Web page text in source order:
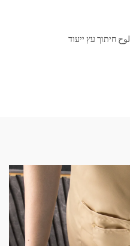
لوح חיתוך עץ ייעוד